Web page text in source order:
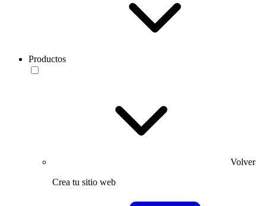
Productos
Volver
Crea tu sitio web